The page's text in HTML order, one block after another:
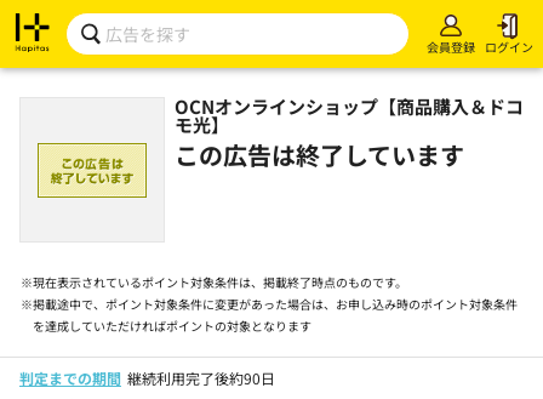
会員登録 ログイン
OCNオンラインショップ【商品購入＆ドコ
モ光】
この広告は終了しています
※現在表示されているポイント対象条件は、掲載終了時点のものです。
※掲載途中で、ポイント対象条件に変更があった場合は、お申し込み時のポイント対象条件
を達成していただければポイントの対象となります
判定までの期間 継続利用完了後約90日